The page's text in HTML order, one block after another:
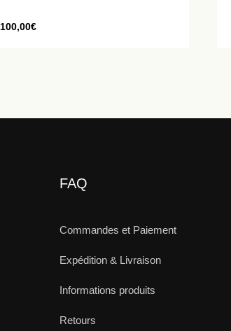
100,00€
FAQ
Commandes et Paiement
Expédition & Livraison
Informations produits
Retours